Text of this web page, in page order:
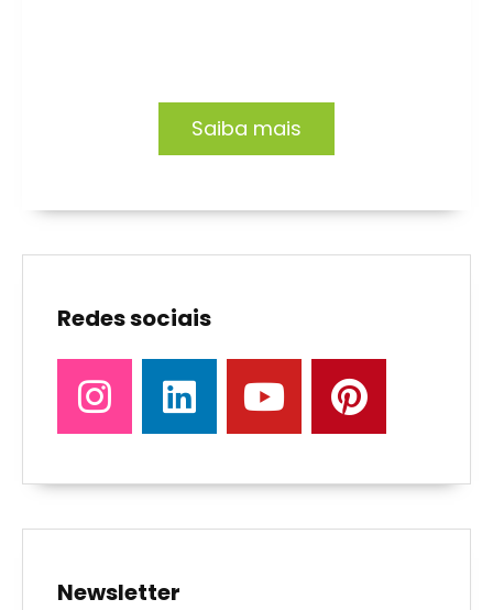
Saiba mais
Redes sociais
Newsletter